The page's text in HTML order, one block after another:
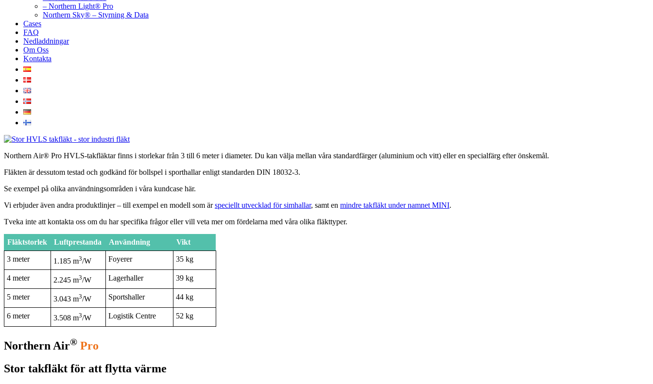
– Northern Light® Pro
Northern Sky® – Styrning & Data
Cases
FAQ
Nedladdningar
Om Oss
Kontakta
Northern Air® Pro HVLS-takfläktar finns i storlekar från 3 till 6 meter i diameter. Du kan välja mellan våra standardfärger (aluminium och vitt) eller en specialfärg efter önskemål.
Fläkten är dessutom testad och godkänd för bollspel i sporthallar enligt standarden DIN 18032-3.
Se exempel på olika användningsområden i våra kundcase här.
Vi erbjuder även andra produktlinjer – till exempel en modell som ärspeciellt utvecklad för simhallar, samt en mindre takfläkt under namnet MINI.
Tveka inte att kontakta oss om du har specifika frågor eller vill veta mer om fördelarna med våra olika fläkttyper.
Fläktstorlek Luftprestanda Användning Vikt
3 meter 1.185 m3/W Foyerer 35 kg
4 meter 2.245 m3/W Lagerhaller 39 kg
5 meter 3.043 m3/W Sportshaller 44 kg
6 meter 3.508 m3/W Logistik Centre 52 kg
Northern Air® Pro
Stor takfläkt för att flytta värme